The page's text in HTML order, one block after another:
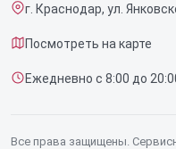
Доставка и способы
Диагностика
Контакты
г. Краснодар, ул.
Посмотреть на карте
Ежедневно с 8:00 до
Все права защищены.